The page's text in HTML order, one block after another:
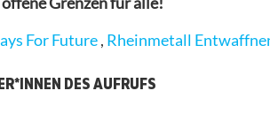
For Future, Rheinmetall
DES AUFRUFS